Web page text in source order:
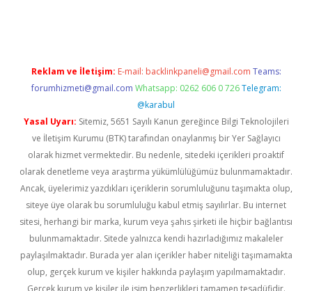
Reklam ve İletişim: E-mail: backlinkpaneli@gmail.com Teams:
forumhizmeti@gmail.com Whatsapp: 0262 606 0 726 Telegram:
@karabul
Yasal Uyarı: Sitemiz, 5651 Sayılı Kanun gereğince Bilgi Teknolojileri
ve İletişim Kurumu (BTK) tarafından onaylanmış bir Yer Sağlayıcı
olarak hizmet vermektedir. Bu nedenle, sitedeki içerikleri proaktif
olarak denetleme veya araştırma yükümlülüğümüz bulunmamaktadır.
Ancak, üyelerimiz yazdıkları içeriklerin sorumluluğunu taşımakta olup,
siteye üye olarak bu sorumluluğu kabul etmiş sayılırlar. Bu internet
sitesi, herhangi bir marka, kurum veya şahıs şirketi ile hiçbir bağlantısı
bulunmamaktadır. Sitede yalnızca kendi hazırladığımız makaleler
paylaşılmaktadır. Burada yer alan içerikler haber niteliği taşımamakta
olup, gerçek kurum ve kişiler hakkında paylaşım yapılmamaktadır.
Gerçek kurum ve kişiler ile isim benzerlikleri tamamen tesadüfidir.